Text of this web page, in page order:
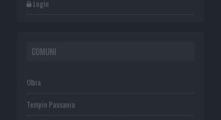
Login
COMUNI
Olbia
Tempio Pausania